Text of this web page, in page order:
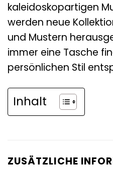
kaleidoskopartigen
werden neue
und Mustern
immer eine Tasche
persönlichen Stil
Inhalt
ZUSÄTZLICHE